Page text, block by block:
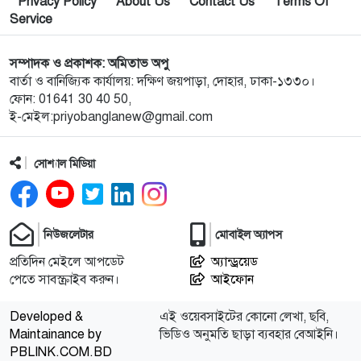
সম্মেলন ও চেক হস্তান্তর
আবু সাঈদ হত্যা মামলা: বেরোবি’র সাবেক ভিসি হাসিবুর
রশীদকে কারাগারে প্রেরণ
১০
দোহারের চৈতাবাতরে মাদকবিরোধী সভা অনুষ্ঠিত
১১
সভা
১২
দোহারে বসতবাড়িতে সংঘবদ্ধ ডাকাতদলের হানা, ৫৫ ভরি
স্বর্ণালংকার ও নগদ টাকা লুট
১৩
অরুণাচল সংঘ চ্যাম্পিয়ন
১৪
Service
সম্পাদক ও প্রকাশক: অমিতাভ অপু
বার্তা ও বানিজ্যিক কার্যালয়: দক্ষিণ জয়পাড়া, দোহার, ঢাকা-১৩৩০।
ফোন: 01641 30 40 50,
ই-মেইল:priyobanglanew@gmail.com
সোশ্যাল মিডিয়া
নিউজলেটার
প্রতিদিন মেইলে আপডেট
পেতে সাবস্ক্রাইব করুন।
মোবাইল অ্যাপস
অ্যান্ড্রয়েড
আইফোন
Developed &
Maintainance by
PBLINK.COM.BD
এই ওয়েবসাইটের কোনো লেখা, ছবি,
ভিডিও অনুমতি ছাড়া ব্যবহার বেআইনি।